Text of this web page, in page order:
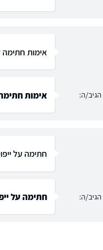
אימות
הגיב/ה: אימות
חתימה על
הגיב/ה: חתימה על